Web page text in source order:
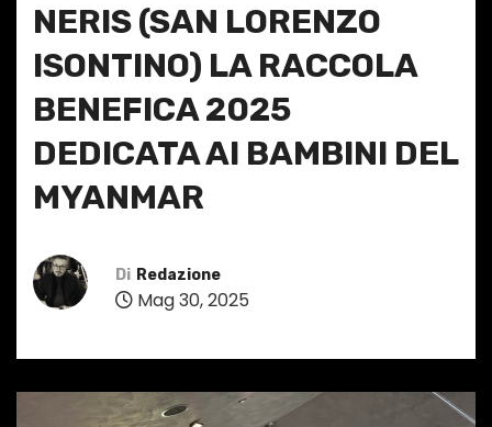
NERIS (SAN LORENZO
ISONTINO) LA RACCOLA
BENEFICA 2025
DEDICATA AI BAMBINI DEL
MYANMAR
Di Redazione
Mag 30, 2025